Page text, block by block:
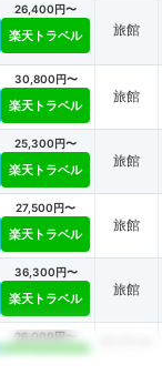
26,400円〜
楽天トラベル 旅館
30,800円〜
楽天トラベル
旅館
25,300円〜
楽天トラベル
旅館
27,500円〜
楽天トラベル
旅館
36,300円〜
楽天トラベル
旅館
26,000円〜